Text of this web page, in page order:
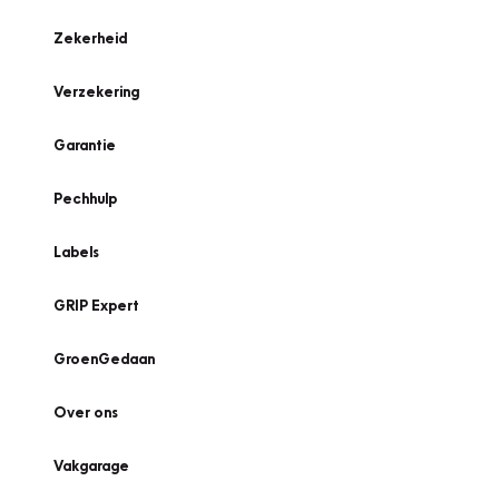
Zekerheid
Verzekering
Garantie
Pechhulp
Labels
GRIP Expert
GroenGedaan
Over ons
Vakgarage